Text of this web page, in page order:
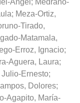
; Meza-Ortiz,
Tirado,
Matamala,
Erroz, Ignacio;
Aguera, Laura;
Julio-Ernesto;
Dolores;
Agapito, María-